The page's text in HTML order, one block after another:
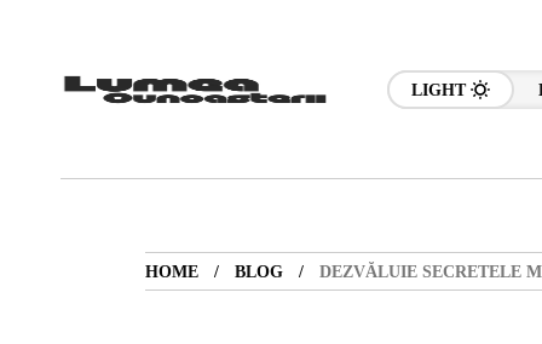
LIGHT
HOME BLOG DEZVĂLUIE SECRETELE